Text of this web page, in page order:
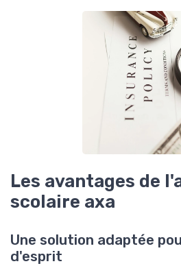
Les avantages de
scolaire axa
Une solution adaptée
d'esprit